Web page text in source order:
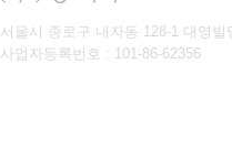
서울시 종로구 내자동 128-1 대영
사업자등록번호 : 101-86-62356